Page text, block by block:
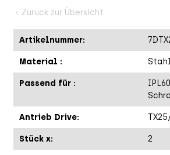
A Zurück zur Übersicht
Artikelnummer:
Material : Stahl
Passend für :
Antrieb Drive:
Stück x: 2